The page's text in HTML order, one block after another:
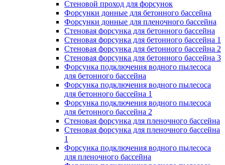
Стеновой проход для форсунок
Форсунки донные для бетонного бассейна
Форсунки донные для пленочного бассейна
Стеновая форсунка для бетонного бассейна
Стеновая форсунка для бетонного бассейна 1
Стеновая форсунка для бетонного бассейна 2
Стеновая форсунка для бетонного бассейна 3
Форсунка подключения водного пылесоса
для бетонного бассейна
Форсунка подключения водного пылесоса
для бетонного бассейна 1
Форсунка подключения водного пылесоса
для бетонного бассейна 2
Стеновая форсунка для пленочного бассейна
Стеновая форсунка для пленочного бассейна
1
Форсунка подключения водного пылесоса
для пленочного бассейна